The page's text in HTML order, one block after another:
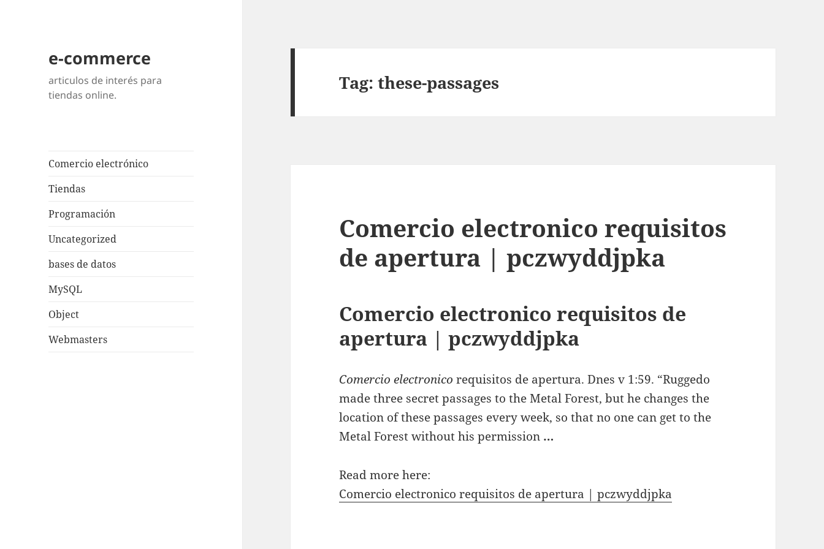
e-commerce
articulos de interés para
tiendas online.
Comercio electrónico
Tiendas
Programación
Uncategorized
bases de datos
MySQL
Object
Webmasters
Tag:these-passages
Comercio electronico requisitos
de apertura | pczwyddjpka
Comercio electronico requisitos de
apertura | pczwyddjpka
Comercio electronico requisitos de apertura. Dnes v 1:59. “Ruggedo
made three secret passages to the Metal Forest, but he changes the
location of these passages every week, so that no one can get to the
Metal Forest without his permission …
Read more here:
Comercio electronico requisitos de apertura | pczwyddjpka